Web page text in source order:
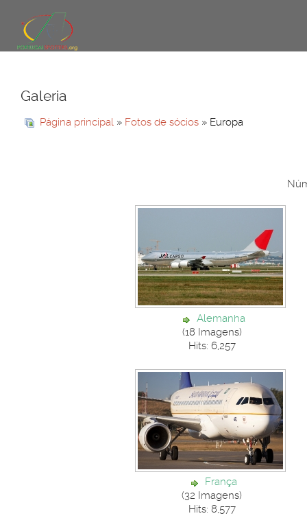
Galeria
Página principal » Fotos de sócios » Europa
Alemanha
(18 Imagens)
Hits: 6,257
França
(32 Imagens)
Hits: 8,577